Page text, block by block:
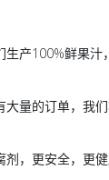
产100%鲜果汁
量的订单，我
，更安全，更健